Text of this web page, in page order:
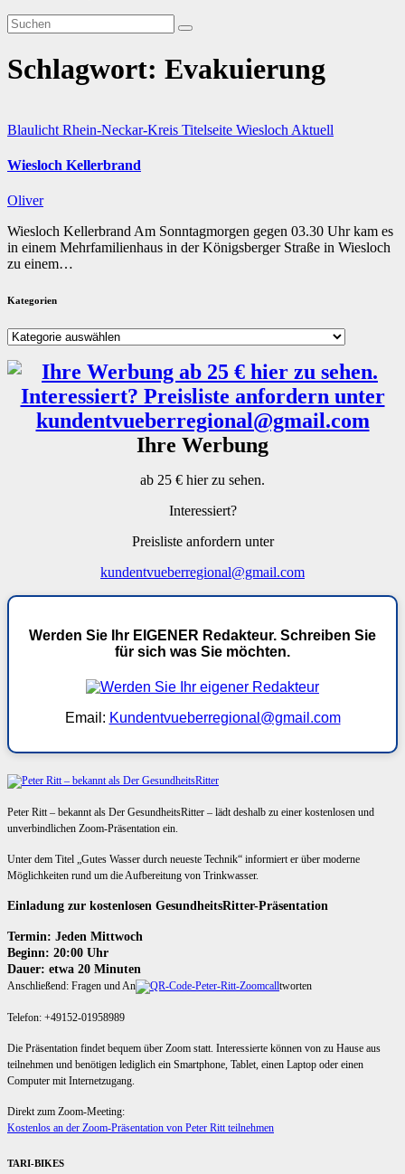
Schlagwort: Evakuierung
Blaulicht Rhein-Neckar-Kreis Titelseite Wiesloch Aktuell
Wiesloch Kellerbrand
Oliver
Wiesloch Kellerbrand Am Sonntagmorgen gegen 03.30 Uhr kam es
in einem Mehrfamilienhaus in der Königsberger Straße in Wiesloch
zu einem…
Kategorien
Kategorien
Ihre Werbung
ab 25 € hier zu sehen.
Interessiert?
Preisliste anfordern unter
kundentvueberregional@gmail.com
Werden Sie Ihr EIGENER Redakteur. Schreiben Sie
für sich was Sie möchten.
Email: Kundentvueberregional@gmail.com
Peter Ritt – bekannt als Der GesundheitsRitter – lädt deshalb zu einer kostenlosen und
unverbindlichen Zoom-Präsentation ein.
Unter dem Titel „Gutes Wasser durch neueste Technik“ informiert er über moderne
Möglichkeiten rund um die Aufbereitung von Trinkwasser.
Einladung zur kostenlosen GesundheitsRitter-Präsentation
Termin: Jeden Mittwoch
Beginn: 20:00 Uhr
Dauer: etwa 20 Minuten
Anschließend: Fragen und An tworten
Telefon: +49152-01958989
Die Präsentation findet bequem über Zoom statt. Interessierte können von zu Hause aus
teilnehmen und benötigen lediglich ein Smartphone, Tablet, einen Laptop oder einen
Computer mit Internetzugang.
Direkt zum Zoom-Meeting:
Kostenlos an der Zoom-Präsentation von Peter Ritt teilnehmen
TARI-BIKES